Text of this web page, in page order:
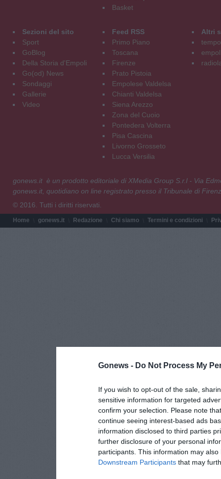
Gonews - Do Not Process My
If you wish to opt-out of the sale,
sensitive information for targeted
confirm your selection. Please note
continue seeing interest-based ads
information disclosed to third parties
further disclosure of your personal
participants. This information may
Downstream Participants that may
Basket
Sezioni del sito
Sport
GoBlog
Della Storia d'Empoli
Go(od) News
Sondaggi
Gallerie
Video
Feed RSS
Primo Piano
Toscana
Firenze
Prato Pistoia
Empolese Valdelsa
Chianti Valdelsa
Siena Arezzo
Zona del Cuoio
Pontedera Volterra
Pisa Cascina
Livorno Grosseto
Lucca Versilia
Altri
gonews.it è un prodotto editoriale di XMedia Group S.r.l - Via
gonews.it, quotidiano on line registrato presso il Tribunale di
© 2016. Tutti i diritti riservati.
Home gonews.it Redazione Chi siamo Termini e condizioni